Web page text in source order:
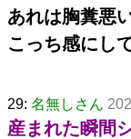
あれは胸糞悪
こっち感にし
29: 名無しさん
産まれた瞬間